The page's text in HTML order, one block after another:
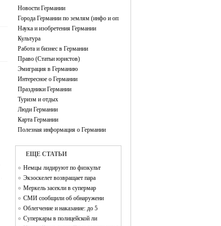
Новости Германии
Города Германии по землям (инфо и описание каждого города)
Наука и изобретения Германии
Культура
Работа и бизнес в Германии
Право (Статьи юристов)
Эмиграция в Германию
Интересное о Германии
Праздники Германии
Туризм и отдых
Люди Германии
Карта Германии
Полезная информация о Германии
EЩЕ СТАТЬИ
Немцы лидируют по физкульт
Экзоскелет возвращает пара
Меркель засекли в супермар
СМИ сообщили об обнаружени
Облегчение и наказание: до 5
Суперкары в полицейской ли